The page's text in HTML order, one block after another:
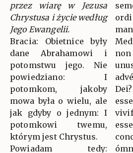
przez wiarę w Jezusa
Chrystusa i życie według
Jego Ewangelii.
Bracia: Obietnice były
dane Abrahamowi i
potomstwu jego. Nie
powiedziano: I
potomkom, jakoby
mowa była o wielu, ale
jak gdyby o jednym: I
potomkowi twemu,
którym jest Chrystus.
Powiadam tedy: